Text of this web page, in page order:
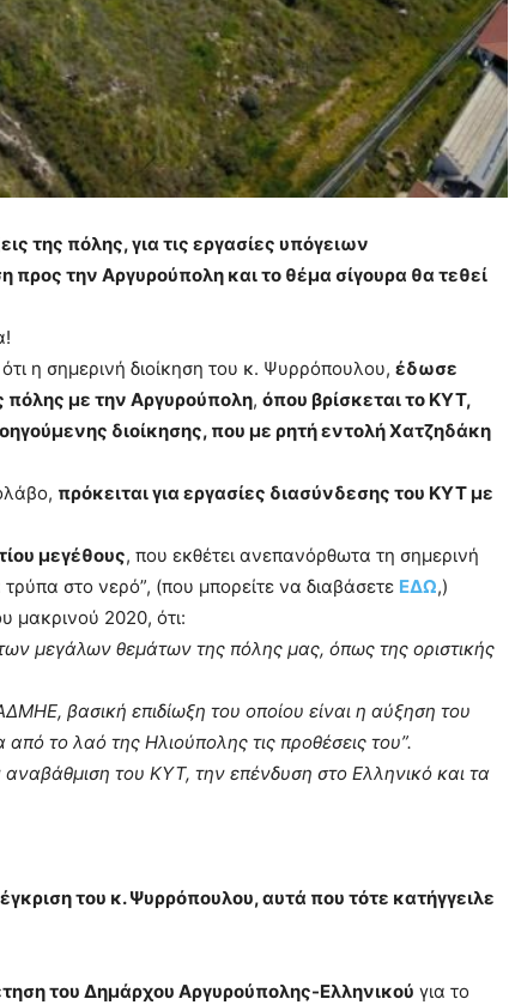
της πόλης, για τις εργασίες υπόγειων
την Αργυρούπολη και το θέμα σίγουρα θα τεθεί
ότι η σημερινή διοίκηση του κ. Ψυρρόπουλου, έδωσε
πόλης με την Αργυρούπολη, όπου βρίσκεται το ΚΥΤ,
διοίκησης, που με ρητή εντολή Χατζηδάκη
πρόκειται για εργασίες διασύνδεσης του ΚΥΤ με
μεγέθους, που εκθέτει ανεπανόρθωτα τη σημερινή
στο νερό”, (που μπορείτε να διαβάσετε ΕΔΩ,)
μακρινού 2020, ότι:
μεγάλων θεμάτων της πόλης μας, όπως της οριστικής
βασική επιδίωξη του οποίου είναι η αύξηση του
το λαό της Ηλιούπολης τις προθέσεις του”.
αναβάθμιση του ΚΥΤ, την επένδυση στο Ελληνικό και τα
του κ. Ψυρρόπουλου, αυτά που τότε κατήγγειλε
του Δημάρχου Αργυρούπολης-Ελληνικού για το